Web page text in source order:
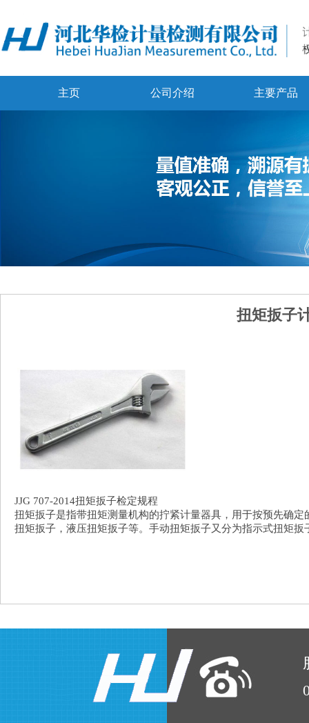
主页 公司介绍 主要产品
扭矩扳子
JJG 707-2014扭矩扳子检定规程
扭矩扳子是指带扭矩测量机构的拧紧计量器具，用于按预先确
扭矩扳子，液压扭矩扳子等。手动扭矩扳子又分为指示式扭矩扳